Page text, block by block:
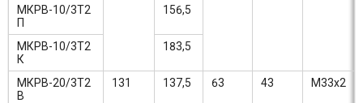
МКРВ-10/3Т2
П
156,5
МКРВ-10/3Т2
К
183,5
МКРВ-20/3Т2
В
131 137,5 63 43 М33х2